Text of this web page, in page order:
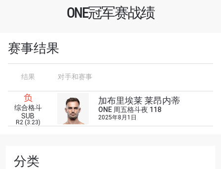
ONE冠军赛战绩
赛事结果
结果 对手和赛事
负
综合格斗
SUB
R2 (3:23)
加布里埃莱 莱昂内蒂
ONE 周五格斗夜 118
2025年8月1日
分类
在任何地域观看ONE冠军赛，现在注册获得权限了
解最新资讯、解锁特别福利以及优先机遇获得直播
场次的最佳座位！
邮箱
名字